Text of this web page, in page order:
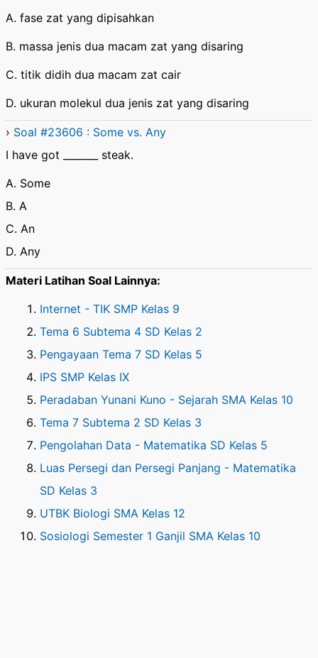
A. fase zat yang dipisahkan
B. massa jenis dua macam zat yang disaring
C. titik didih dua macam zat cair
D. ukuran molekul dua jenis zat yang disaring
› Soal #23606 : Some vs. Any
I have got _______ steak.
A. Some
B. A
C. An
D. Any
Materi Latihan Soal Lainnya:
Internet - TIK SMP Kelas 9
Tema 6 Subtema 4 SD Kelas 2
Pengayaan Tema 7 SD Kelas 5
IPS SMP Kelas IX
Peradaban Yunani Kuno - Sejarah SMA Kelas 10
Tema 7 Subtema 2 SD Kelas 3
Pengolahan Data - Matematika SD Kelas 5
Luas Persegi dan Persegi Panjang - Matematika
SD Kelas 3
UTBK Biologi SMA Kelas 12
Sosiologi Semester 1 Ganjil SMA Kelas 10